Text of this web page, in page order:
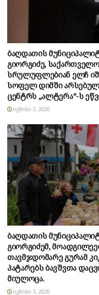
ბაღდათის
გიორგიძე,
სრულუფლებიან ელჩ
სოფელ დიმში
ცენტრს „ალტერა“-ს
ᲘᲕᲜᲘᲡᲘ 3, 2026
ბაღდათის
გიორგიძემ,
თავმჯდომარე გურამ
პატარებს ბავშვთა
მიულოცა.
ᲘᲕᲜᲘᲡᲘ 3, 2026